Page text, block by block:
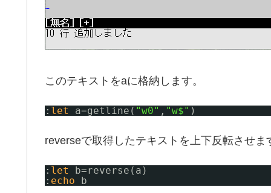
このテキストをaに格納します。
: let a=getline( "w0" , "w$" )
reverseで取得したテキストを上下反転させま
: let
b=reverse(a)
: echo b